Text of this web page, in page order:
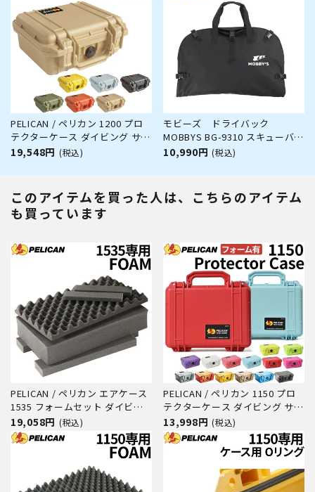
PELICAN / ペリカン 1200 プロ
テクターケース ダイビング サー
フィン アウトドア キャンプ 釣
19,548円 (税込)
モビーズ ドライバック
MOBBYS BG-9310 スキューバダ
イビング バッグ ドライスーツ
10,990円 (税込)
このアイテムを買った人は、こちらのアイテム
も買っています
PELICAN / ペリカン エアケース
1535 フォームセット ダイビン
グ サーフィン アウトドア キャ
ンプ 釣り カメラ 精密機器 防水
防塵 耐衝撃
19,058円 (税込)
PELICAN / ペリカン 1150 プロ
テクターケース ダイビング サー
フィン アウトドア キャンプ 釣
り カメラ 精密機器 防水 防塵 耐
衝撃
13,998円 (税込)